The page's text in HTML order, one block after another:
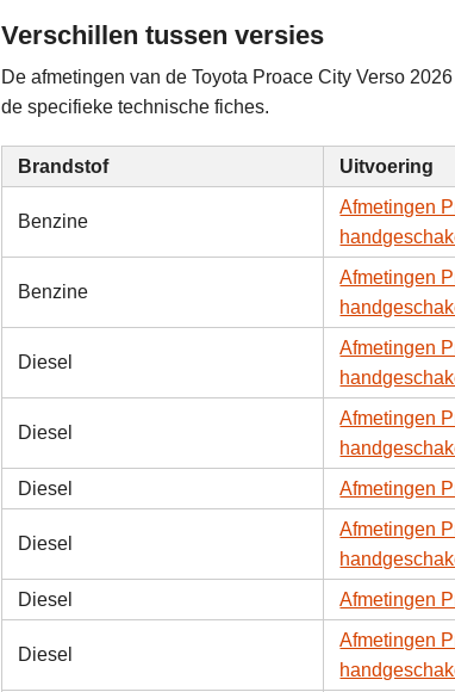
Verschillen tussen versies
De afmetingen van de Toyota Proace City Verso
de specifieke technische fiches.
Brandstof Uitvoering
Benzine
Afmetingen
Benzine
Afmetingen
Diesel
Afmetingen
Diesel
Afmetingen
Diesel
Afmetingen
Diesel
Afmetingen
Diesel
Afmetingen
Diesel
Afmetingen